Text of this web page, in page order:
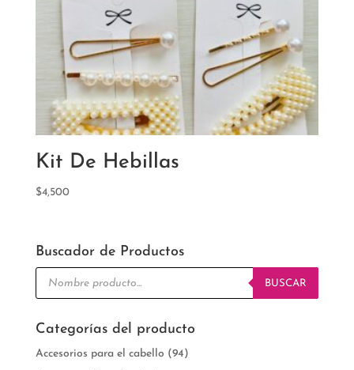
Kit De Hebillas
$4,500
Buscador de Productos
Búsqueda
productos
BUSCAR
Categorías del producto
Accesorios para el cabello (94)